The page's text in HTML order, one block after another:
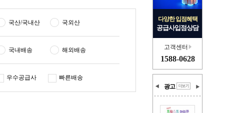
다양한 입점혜택
공급사입점상담
고객센터
1588-0628
광고
국산/국내산 국외산
국내배송 해외배송
우수공급사 빠른배송